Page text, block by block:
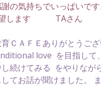
の気持ちでいっぱいです
します　　　TAさん
ＣＡＦＥありがとうご
love  を目指して
続けてみる  をやりなが
てお話が聞けました。